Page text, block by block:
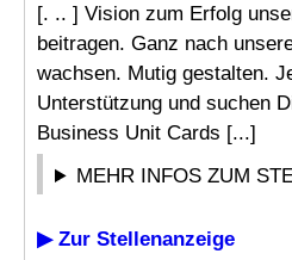
[. .. ] Vision zum Erfolg
beitragen. Ganz nach
wachsen. Mutig gestalten.
Unterstützung und suchen
Business Unit Cards [...]
MEHR INFOS ZUM
▶ Zur Stellenanzeige